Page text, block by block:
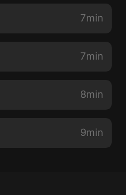
7min
7min
8min
9min